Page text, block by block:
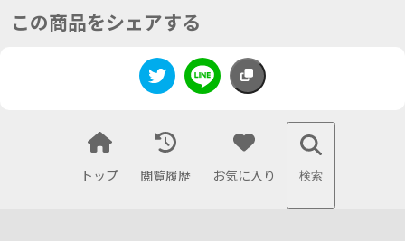
この商品をシェアする
トップ 閲覧履歴 お気に入り 検索